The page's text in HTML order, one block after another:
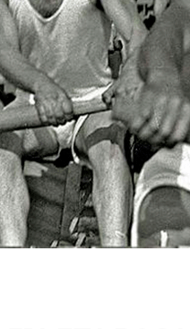
–
20
Hizpidea